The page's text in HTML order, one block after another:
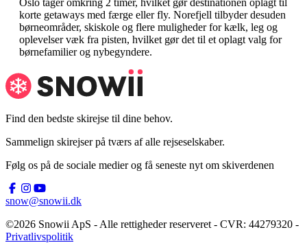
korte getaways med færge eller fly. Norefjell tilbyder desuden
børneområder, skiskole og flere muligheder for kælk, leg og
oplevelser væk fra pisten, hvilket gør det til et oplagt valg for
børnefamilier og nybegyndere.
Find den bedste skirejse til dine behov.
Sammelign skirejser på tværs af alle rejseselskaber.
Følg os på de sociale medier og få seneste nyt om skiverdenen
snow@snowii.dk
©2026 Snowii ApS - Alle rettigheder reserveret - CVR: 44279320 -
Privatlivspolitik